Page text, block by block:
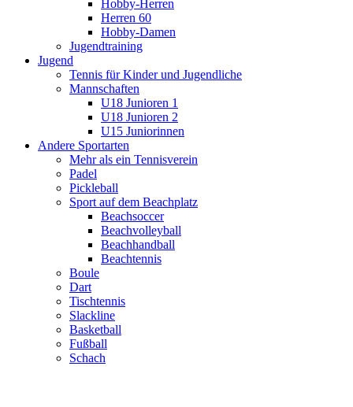
Hobby-Herren
Herren 60
Hobby-Damen
Jugendtraining
Jugend
Tennis für Kinder und Jugendliche
Mannschaften
U18 Junioren 1
U18 Junioren 2
U15 Juniorinnen
Andere Sportarten
Mehr als ein Tennisverein
Padel
Pickleball
Sport auf dem Beachplatz
Beachsoccer
Beachvolleyball
Beachhandball
Beachtennis
Boule
Dart
Tischtennis
Slackline
Basketball
Fußball
Schach